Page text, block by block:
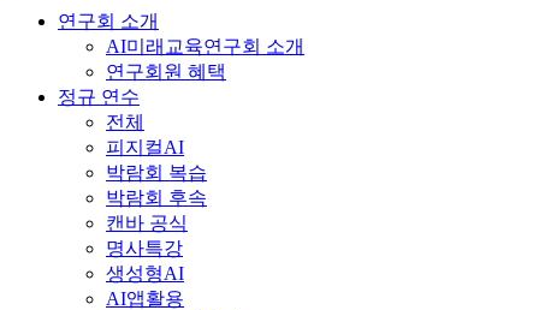
연구회 소개
AI미래교육연구회 소개
연구회원 혜택
정규 연수
전체
피지컬AI
박람회 복습
박람회 후속
캔바 공식
명사특강
생성형AI
AI앱활용